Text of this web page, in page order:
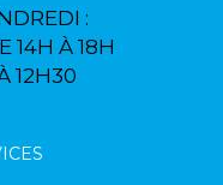
:
14H À 18H
12H30